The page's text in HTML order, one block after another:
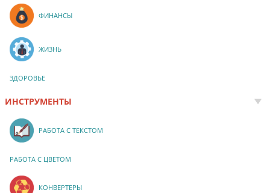
ФИНАНСЫ
ЖИЗНЬ
ЗДОРОВЬЕ
ИНСТРУМЕНТЫ
РАБОТА С ТЕКСТОМ
РАБОТА С ЦВЕТОМ
КОНВЕРТЕРЫ